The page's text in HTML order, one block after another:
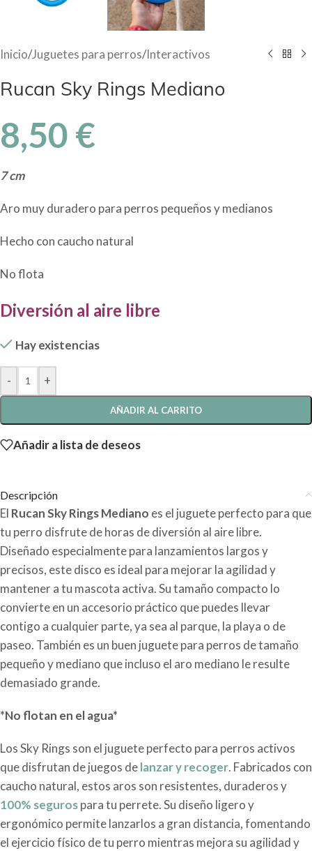
Inicio/Juguetes para perros/Interactivos
Rucan Sky Rings Mediano
8,50 €
7 cm
Aro muy duradero para perros pequeños y medianos
Hecho con caucho natural
No flota
Diversión al aire libre
Hay existencias
- +
AÑADIR AL CARRITO
Añadir a lista de deseos
Descripción
El Rucan Sky Rings Mediano es el juguete perfecto para que
tu perro disfrute de horas de diversión al aire libre.
Diseñado especialmente para lanzamientos largos y
precisos, este disco es ideal para mejorar la agilidad y
mantener a tu mascota activa. Su tamaño compacto lo
convierte en un accesorio práctico que puedes llevar
contigo a cualquier parte, ya sea al parque, la playa o de
paseo. También es un buen juguete para perros de tamaño
pequeño y mediano que incluso el aro mediano le resulte
demasiado grande.
*No flotan en el agua*
Los Sky Rings son el juguete perfecto para perros activos
que disfrutan de juegos delanzar y recoger. Fabricados con
caucho natural, estos aros son resistentes, duraderos y
100% segurospara tu perrete. Su diseño ligero y
ergonómico permite lanzarlos a gran distancia, fomentando
el ejercicio físico de tu perro mientras mejora su agilidad y